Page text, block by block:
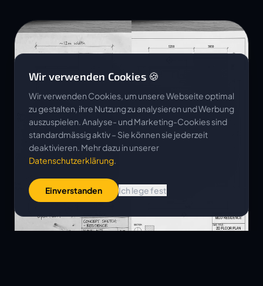
Wir verwenden Cookies 🍪
Wir verwenden Cookies, um unsere Webseite optimal
zu gestalten, ihre Nutzung zu analysieren und Werbung
auszuspielen. Analyse- und Marketing-Cookies sind
standardmässig aktiv – Sie können sie jederzeit
deaktivieren. Mehr dazu in unserer
Datenschutzerklärung.
Einverstanden Ich lege fest